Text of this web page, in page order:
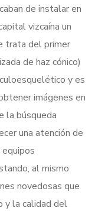
de instalar en
vizcaína un
trata del primer
de haz cónico)
y es
imágenes en
la búsqueda
una atención de
al mismo
novedosas que
y la calidad del